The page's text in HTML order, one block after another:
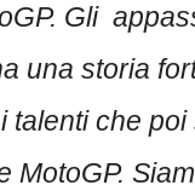
Gli
una storia
talenti che
MotoGP.